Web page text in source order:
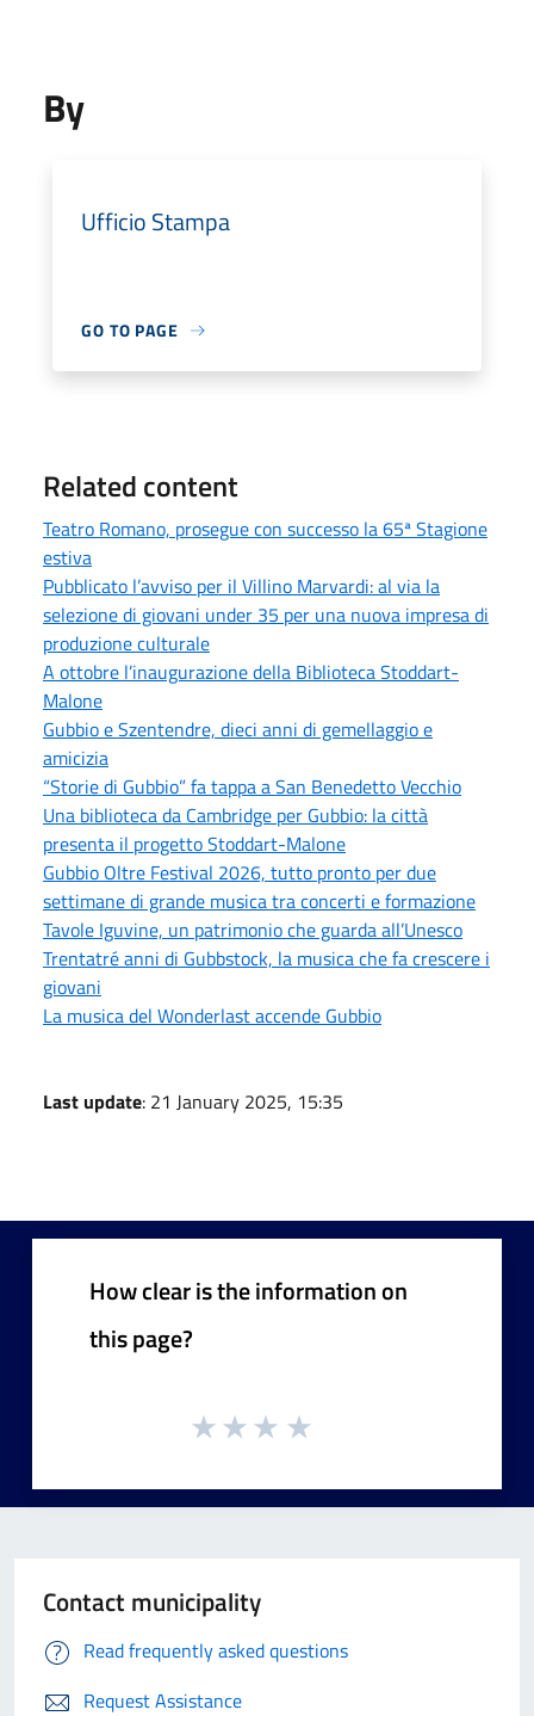
By
Ufficio Stampa
GO TO PAGE
Related content
Teatro Romano, prosegue con successo la 65ª Stagione
estiva
Pubblicato l’avviso per il Villino Marvardi: al via la
selezione di giovani under 35 per una nuova impresa di
produzione culturale
A ottobre l’inaugurazione della Biblioteca Stoddart-
Malone
Gubbio e Szentendre, dieci anni di gemellaggio e
amicizia
“Storie di Gubbio” fa tappa a San Benedetto Vecchio
Una biblioteca da Cambridge per Gubbio: la città
presenta il progetto Stoddart-Malone
Gubbio Oltre Festival 2026, tutto pronto per due
settimane di grande musica tra concerti e formazione
Tavole Iguvine, un patrimonio che guarda all’Unesco
Trentatré anni di Gubbstock, la musica che fa crescere i
giovani
La musica del Wonderlast accende Gubbio
Last update: 21 January 2025, 15:35
How clear is the information on
this page?
Contact municipality
Read frequently asked questions
Request Assistance